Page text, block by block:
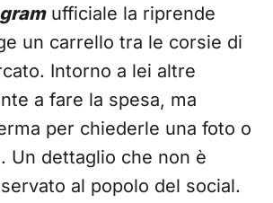
ufficiale la riprende
un carrello tra le corsie di
Intorno a lei altre
a fare la spesa, ma
per chiederle una foto o
Un dettaglio che non è
al popolo del social.